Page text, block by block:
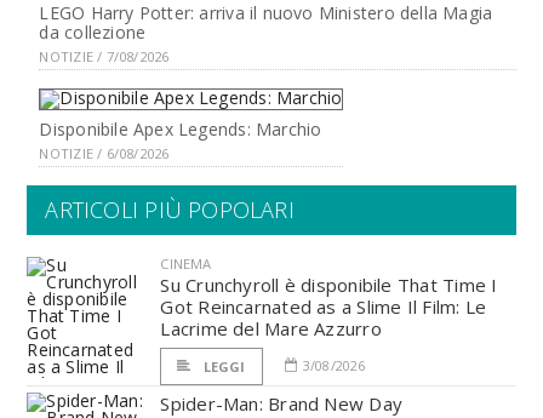
LEGO Harry Potter: arriva il nuovo Ministero della Magia
da collezione
NOTIZIE / 7/08/2026
Disponibile Apex Legends: Marchio
NOTIZIE / 6/08/2026
ARTICOLI PIÙ POPOLARI
CINEMA
Su Crunchyroll è disponibile That Time I
Got Reincarnated as a Slime Il Film: Le
Lacrime del Mare Azzurro
LEGGI 3/08/2026
Spider-Man: Brand New Day